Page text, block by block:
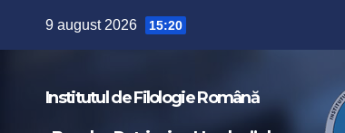
9 august 2026 15:20
Institutul de Filologie Română